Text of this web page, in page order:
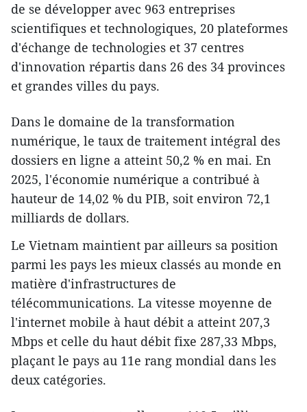
de se développer avec 963 entreprises
scientifiques et technologiques, 20 plateformes
d'échange de technologies et 37 centres
d'innovation répartis dans 26 des 34 provinces
et grandes villes du pays.
Dans le domaine de la transformation
numérique, le taux de traitement intégral des
dossiers en ligne a atteint 50,2 % en mai. En
2025, l'économie numérique a contribué à
hauteur de 14,02 % du PIB, soit environ 72,1
milliards de dollars.
Le Vietnam maintient par ailleurs sa position
parmi les pays les mieux classés au monde en
matière d'infrastructures de
télécommunications. La vitesse moyenne de
l'internet mobile à haut débit a atteint 207,3
Mbps et celle du haut débit fixe 287,33 Mbps,
plaçant le pays au 11e rang mondial dans les
deux catégories.